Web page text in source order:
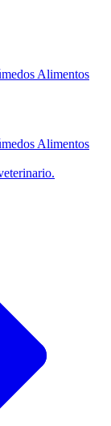
Alimentos
Alimentos